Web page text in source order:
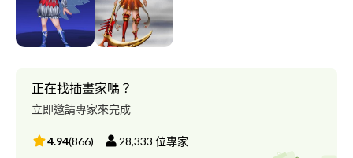
正在找插畫家嗎？
立即邀請專家來完成
4.94(866) 28,333 位專家